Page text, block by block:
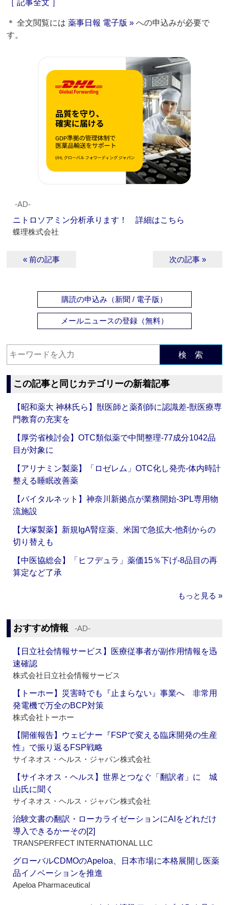
［ 記事全文 ］
＊ 全文閲覧には薬事日報 電子版 » への申込みが必要で
す。
‐AD‐
ニトロソアミン分析承ります！ 詳細はこちら
蝶理株式会社
« 前の記事 次の記事 »
購読の申込み（新聞 / 電子版）
メールニュースの登録（無料）
検 索
この記事と同じカテゴリーの新着記事
【昭和薬大 神林氏ら】獣医師と薬剤師に認識差‐獣医療専
門教育の充実を
【厚労省検討会】OTC類似薬で中間整理‐77成分1042品
目が対象に
【アリナミン製薬】「ロゼレム」OTC化し発売‐体内時計
整える睡眠改善薬
【バイタルネット】神奈川新拠点が業務開始‐3PL専用物
流施設
【大塚製薬】新規IgA腎症薬、米国で急拡大‐他剤からの
切り替えも
【中医協総会】「ヒフデュラ」薬価15％下げ‐8品目の再
算定など了承
もっと見る »
おすすめ情報 ‐AD‐
【日立社会情報サービス】医療従事者が副作用情報を迅
速確認
株式会社日立社会情報サービス
【トーホー】災害時でも『止まらない』事業へ 非常用
発電機で万全のBCP対策
株式会社トーホー
【開催報告】ウェビナー『FSPで変える臨床開発の生産
性』で振り返るFSP戦略
サイネオス・ヘルス・ジャパン株式会社
【サイネオス・ヘルス】世界とつなぐ「翻訳者」に 城
山氏に聞く
サイネオス・ヘルス・ジャパン株式会社
治験文書の翻訳・ローカライゼーションにAIをどれだけ
導入できるかーその[2]
TRANSPERFECT INTERNATIONAL LLC
グローバルCDMOのApeloa、日本市場に本格展開し医薬
品イノベーションを推進
Apeloa Pharmaceutical